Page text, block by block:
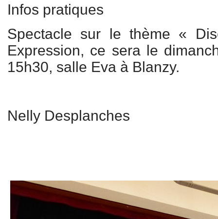
Infos pratiques
Spectacle sur le thème «
Expression, ce sera le
15h30, salle Eva à Blanzy.
Nelly Desplanches